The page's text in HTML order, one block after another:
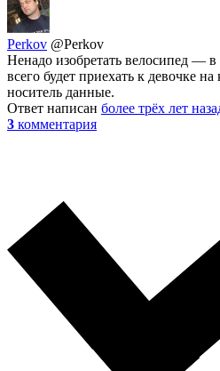
Perkov @Perkov
Ненадо изобретать велосипед —
всего будет приехать к девочке
носитель данные.
Ответ написан более трёх лет
3 комментария